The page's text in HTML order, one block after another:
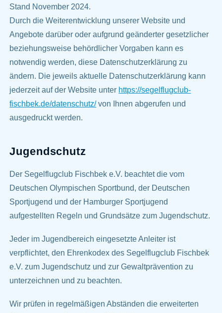
Stand November 2024.
Durch die Weiterentwicklung unserer Website und
Angebote darüber oder aufgrund geänderter gesetzlicher
beziehungsweise behördlicher Vorgaben kann es
notwendig werden, diese Datenschutzerklärung zu
ändern. Die jeweils aktuelle Datenschutzerklärung kann
jederzeit auf der Website unter https://segelflugclub-
fischbek.de/datenschutz/von Ihnen abgerufen und
ausgedruckt werden.
Jugendschutz
Der Segelflugclub Fischbek e.V. beachtet die vom
Deutschen Olympischen Sportbund, der Deutschen
Sportjugend und der Hamburger Sportjugend
aufgestellten Regeln und Grundsätze zum Jugendschutz.
Jeder im Jugendbereich eingesetzte Anleiter ist
verpflichtet, den Ehrenkodex des Segelflugclub Fischbek
e.V. zum Jugendschutz und zur Gewaltprävention zu
unterzeichnen und zu beachten.
Wir prüfen in regelmäßigen Abständen die erweiterten